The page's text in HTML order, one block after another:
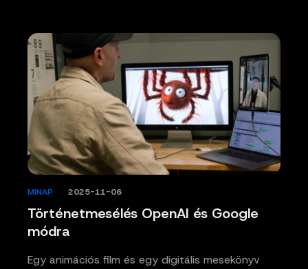
Történetmesélés OpenAI és Google
módra
MINAP 2025-11-06
Egy animációs film és egy digitális mesekönyv